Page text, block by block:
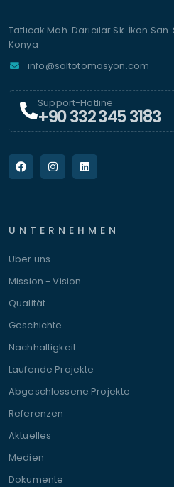
Tatlıcak Mah. Darıcılar Sk. İkon
Konya
info@saltotomasyon.com
Support-Hotline
+90 332 345 3183
UNTERNEHMEN
Über uns
Mission - Vision
Qualität
Geschichte
Nachhaltigkeit
Laufende Projekte
Abgeschlossene Projekte
Referenzen
Aktuelles
Medien
Dokumente